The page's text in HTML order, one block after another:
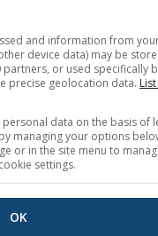
and information from
device data) may be
or used specifically
precise geolocation data.
data on the basis of
managing your options
or in the site menu to
settings.
OK